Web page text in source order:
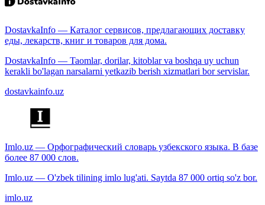
DostavkaInfo — Каталог сервисов, предлагающих доставку
еды, лекарств, книг и товаров для дома.
DostavkaInfo — Taomlar, dorilar, kitoblar va boshqa uy uchun
kerakli bo'lagan narsalarni yetkazib berish xizmatlari bor servislar.
dostavkainfo.uz
Imlo.uz — Орфографический словарь узбекского языка. В базе
более 87 000 слов.
Imlo.uz — O'zbek tilining imlo lug'ati. Saytda 87 000 ortiq so'z bor.
imlo.uz